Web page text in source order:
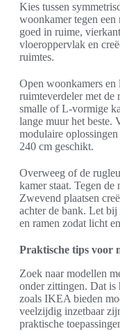
Kies tussen
woonkamer tegen
goed in ruime,
vloeroppervlak en
ruimtes.
Open woonkamers en
ruimteverdeler met de
smalle of L-vormige
lange muur het beste.
modulaire
240 cm geschikt.
Overweeg of de
kamer staat. Tegen
Zwevend plaatsen
achter de bank. Let
en ramen zodat licht
Praktische tips voor
Zoek naar modellen
onder zittingen. Dat
zoals IKEA bieden
veelzijdig inzetbaar
praktische